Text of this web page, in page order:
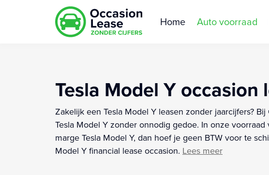
Home Auto voorraad
Tesla Model Y
Zakelijk een Tesla Model Y leasen zonder jaarcijfers?
Tesla Model Y zonder onnodig gedoe. In onze voorraad
marge Tesla Model Y, dan hoef je geen BTW voor te
Model Y financial lease occasion. Lees meer